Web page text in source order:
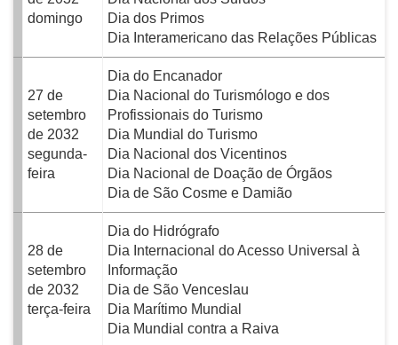
domingo
Dia dos Primos
Dia Interamericano das Relações Públicas
27 de
setembro
de 2032
segunda-
feira
Dia do Encanador
Dia Nacional do Turismólogo e dos
Profissionais do Turismo
Dia Mundial do Turismo
Dia Nacional dos Vicentinos
Dia Nacional de Doação de Órgãos
Dia de São Cosme e Damião
28 de
setembro
de 2032
terça-feira
Dia do Hidrógrafo
Dia Internacional do Acesso Universal à
Informação
Dia de São Venceslau
Dia Marítimo Mundial
Dia Mundial contra a Raiva